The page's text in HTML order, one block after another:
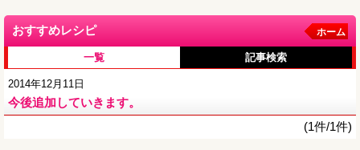
おすすめレシピ ホーム
一覧 記事検索
2014年12月11日
今後追加していきます。
(1件/1件)